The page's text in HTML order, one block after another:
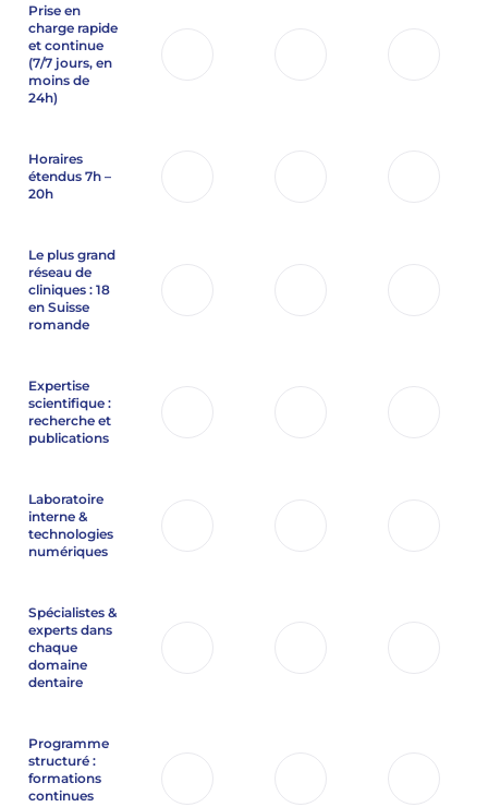
Prise en
charge rapide
et continue
(7/7 jours, en
moins de
24h)
Horaires
étendus 7h –
20h
Le plus grand
réseau de
cliniques : 18
en Suisse
romande
Expertise
scientifique :
recherche et
publications
Laboratoire
interne &
technologies
numériques
Spécialistes &
experts dans
chaque
domaine
dentaire
Programme
structuré :
formations
continues